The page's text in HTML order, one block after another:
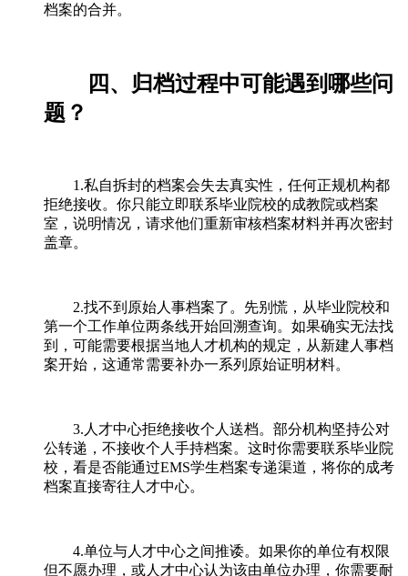
档案的合并。
四、归档过程中可能遇到哪些问
题？
1.私自拆封的档案会失去真实性，任何正规机构都
拒绝接收。你只能立即联系毕业院校的成教院或档案
室，说明情况，请求他们重新审核档案材料并再次密封
盖章。
2.找不到原始人事档案了。先别慌，从毕业院校和
第一个工作单位两条线开始回溯查询。如果确实无法找
到，可能需要根据当地人才机构的规定，从新建人事档
案开始，这通常需要补办一系列原始证明材料。
3.人才中心拒绝接收个人送档。部分机构坚持公对
公转递，不接收个人手持档案。这时你需要联系毕业院
校，看是否能通过EMS学生档案专递渠道，将你的成考
档案直接寄往人才中心。
4.单位与人才中心之间推诿。如果你的单位有权限
但不愿办理，或人才中心认为该由单位办理，你需要耐